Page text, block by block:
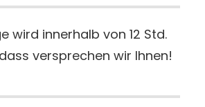
wird innerhalb von 12 Std.
versprechen wir Ihnen!